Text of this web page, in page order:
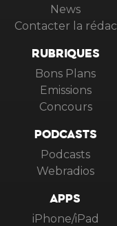
News
Contacter la rédac
RUBRIQUES
Bons Plans
Emissions
Concours
PODCASTS
Podcasts
Webradios
APPS
iPhone/iPad